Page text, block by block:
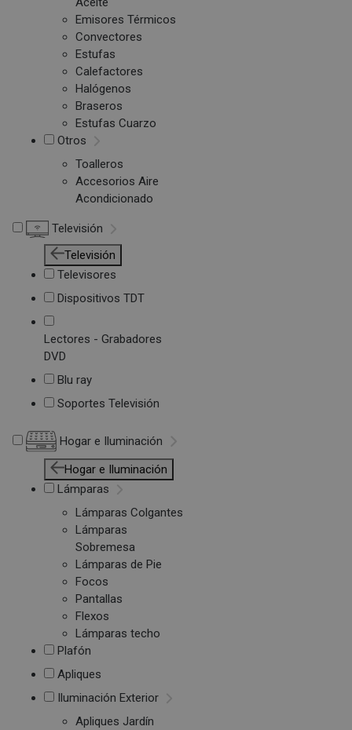
Emisores Térmicos
Convectores
Estufas
Calefactores
Halógenos
Braseros
Estufas Cuarzo
Otros
Toalleros
Accesorios Aire
Acondicionado
Televisión
Televisión
Televisores
Dispositivos TDT
Lectores - Grabadores
DVD
Blu ray
Soportes Televisión
Hogar e Iluminación
Hogar e Iluminación
Lámparas
Lámparas Colgantes
Lámparas
Sobremesa
Lámparas de Pie
Focos
Pantallas
Flexos
Lámparas techo
Plafón
Apliques
Iluminación Exterior
Apliques Jardín